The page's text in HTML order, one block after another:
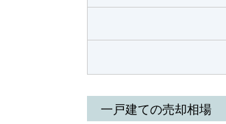
一戸建ての売却相場